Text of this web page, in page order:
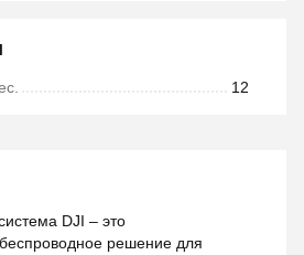
12
DJI – это
решение для